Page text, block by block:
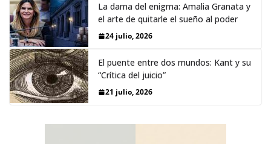
La dama del enigma: Amalia Granata y
el arte de quitarle el sueño al poder
24 julio, 2026
El puente entre dos mundos: Kant y su
“Crítica del juicio”
21 julio, 2026